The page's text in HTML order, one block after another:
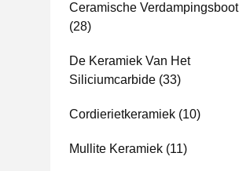
Ceramische Verdampingsboot
(28)
De Keramiek Van Het
Siliciumcarbide (33)
Cordierietkeramiek (10)
Mullite Keramiek (11)